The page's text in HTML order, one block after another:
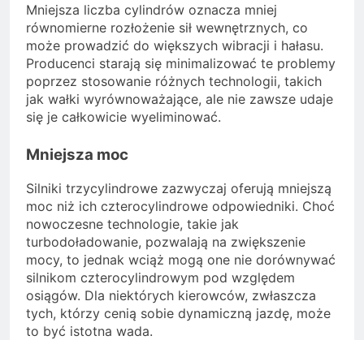
Mniejsza liczba cylindrów oznacza mniej
równomierne rozłożenie sił wewnętrznych, co
może prowadzić do większych wibracji i hałasu.
Producenci starają się minimalizować te problemy
poprzez stosowanie różnych technologii, takich
jak wałki wyrównoważające, ale nie zawsze udaje
się je całkowicie wyeliminować.
Mniejsza moc
Silniki trzycylindrowe zazwyczaj oferują mniejszą
moc niż ich czterocylindrowe odpowiedniki. Choć
nowoczesne technologie, takie jak
turbodoładowanie, pozwalają na zwiększenie
mocy, to jednak wciąż mogą one nie dorównywać
silnikom czterocylindrowym pod względem
osiągów. Dla niektórych kierowców, zwłaszcza
tych, którzy cenią sobie dynamiczną jazdę, może
to być istotna wada.